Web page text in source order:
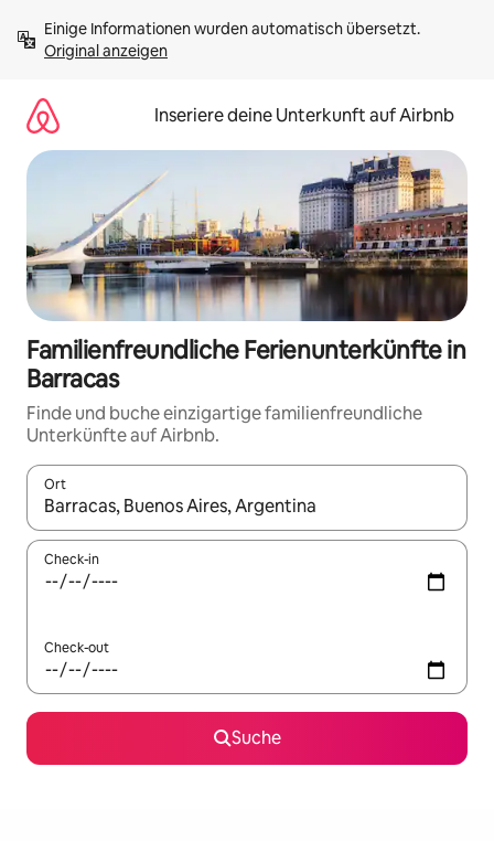
Inhalten
springenOriginal anzeigen
Inseriere deine Unterkunft auf Airbnb
Familienfreundliche Ferienunterkünfte in
Barracas
Finde und buche einzigartige familienfreundliche
Unterkünfte auf Airbnb.
Ort
Wenn Ergebnisse verfügbar sind, navigiere mit den
Check-in
Check-out
Suche